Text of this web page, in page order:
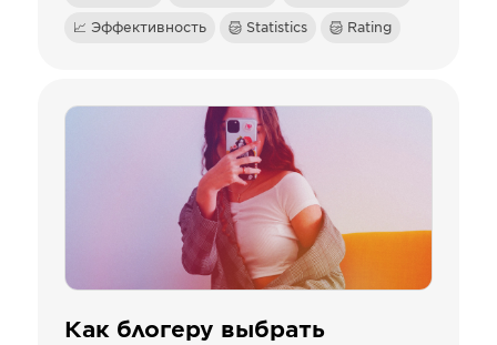
📈 Эффективность Statistics Rating
Как блогеру выбрать